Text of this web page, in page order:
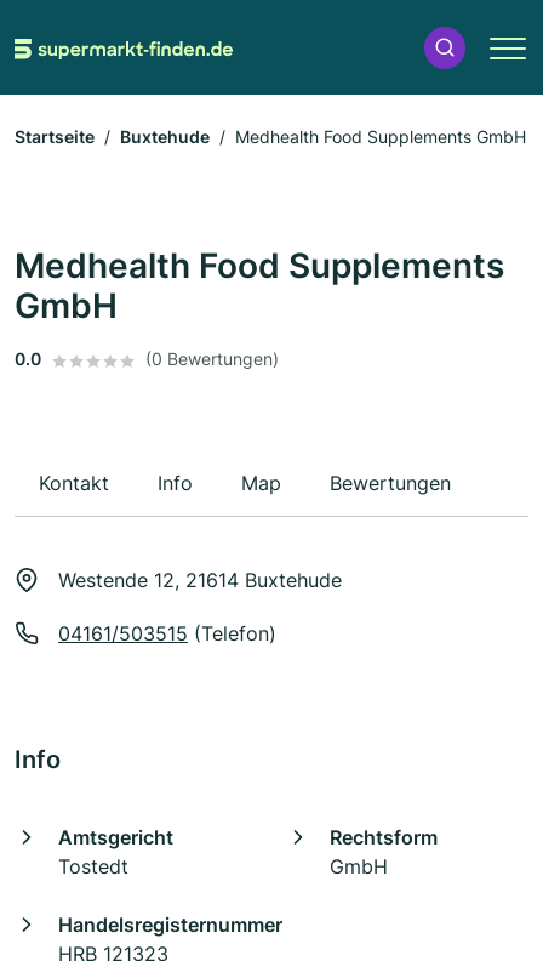
Startseite Buxtehude Medhealth Food Supplements GmbH
Medhealth Food Supplements
GmbH
0.0 (0 Bewertungen)
Kontakt Info Map Bewertungen
Westende 12, 21614 Buxtehude
04161/503515 (Telefon)
Info
Amtsgericht
Tostedt
Rechtsform
GmbH
Handelsregisternummer
HRB 121323